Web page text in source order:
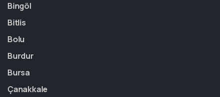
Bingöl
Bitlis
Bolu
Burdur
Bursa
Çanakkale